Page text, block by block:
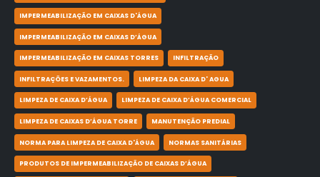
IMPERMEABILIZAÇÃO EM CAIXAS D'ÁGUA
IMPERMEABILIZAÇÃO EM CAIXAS D’ÁGUA
IMPERMEABILIZAÇÃO EM CAIXAS TORRES INFILTRAÇÃO
INFILTRAÇÕES E VAZAMENTOS. LIMPEZA DA CAIXA D' AGUA
LIMPEZA DE CAIXA D’ÁGUA LIMPEZA DE CAIXA D’ÁGUA COMERCIAL
LIMPEZA DE CAIXAS D’ÁGUA TORRE MANUTENÇÃO PREDIAL
NORMA PARA LIMPEZA DE CAIXA D'ÁGUA NORMAS SANITÁRIAS
PRODUTOS DE IMPERMEABILIZAÇÃO DE CAIXAS D’ÁGUA